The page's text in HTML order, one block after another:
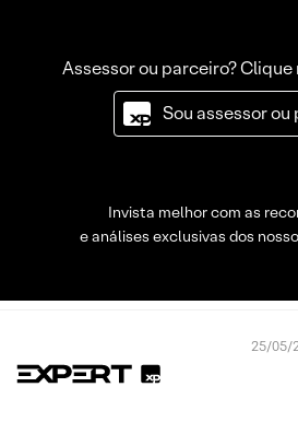
Assessor ou parceiro?
Sou assessor
Invista melhor com as
e análises exclusivas dos
25/05/